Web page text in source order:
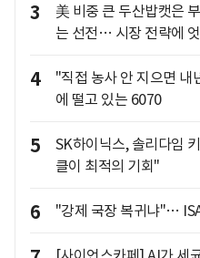
3
美 비중 큰 두산밥캣은
는 선전… 시장 전략에 엇
4
"직접 농사 안 지으면
에 떨고 있는 6070
5
SK하이닉스, 솔리다임
클이 최적의 기회"
6 "강제 국장 복귀냐"…